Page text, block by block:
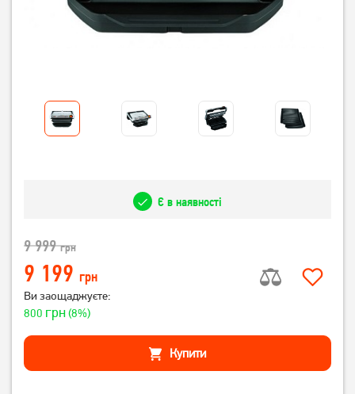
Є в наявності
9 999грн
9 199 грн
Ви заощаджуєте:
800 грн(8%)
Купити